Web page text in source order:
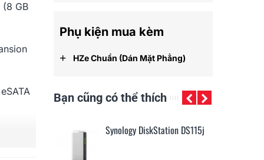
(8 GB
eSATA
Phụ kiện mua kèm
+ HZe Chuẩn (dán Mặt Phẳng)
Bạn cũng có thể thích
Synology DiskStation DS115j
Synology RackStation